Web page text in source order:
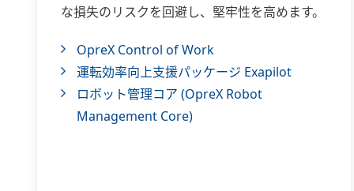
な損失のリスクを回避し、堅牢性を高めます。
OpreX Control of Work
運転効率向上支援パッケージ Exapilot
ロボット管理コア (OpreX Robot
Management Core)